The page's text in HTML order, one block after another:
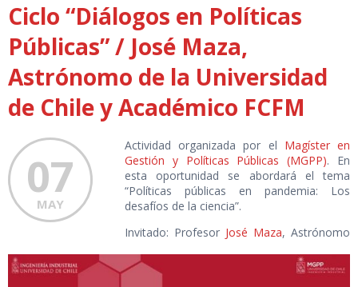
Ciclo “Diálogos en Políticas
Públicas” / José Maza,
Astrónomo de la Universidad
de Chile y Académico FCFM
07
MAY
Actividad organizada por el Magíster en
Gestión y Políticas Públicas (MGPP). En
esta oportunidad se abordará el tema
“Políticas públicas en pandemia: Los
desafíos de la ciencia”.
Invitado: Profesor José Maza, Astrónomo